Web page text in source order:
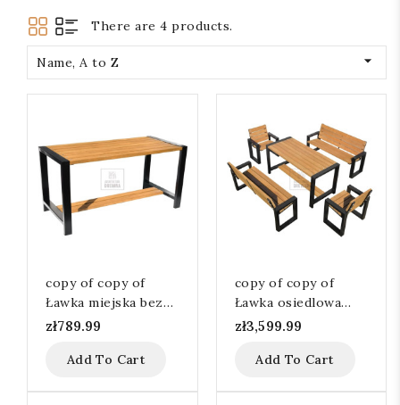
There are 4 products.
Name, A to Z 
copy of copy of
Ławka miejska bez
oparcia 116cm
zł789.99
Add To Cart
copy of copy of
Ławka osiedlowa
miejska z oparciem
zł3,599.99
Add To Cart